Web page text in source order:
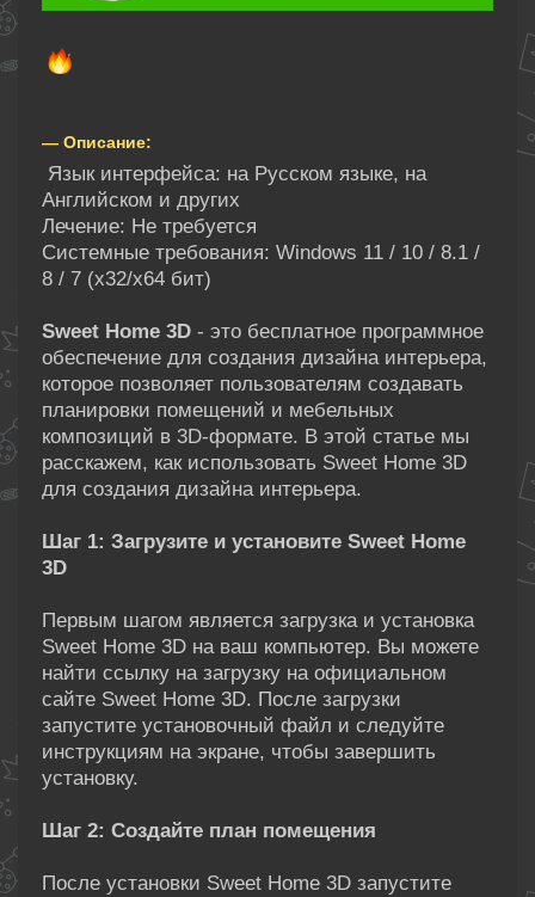
— Описание:
Язык интерфейса: на Русском языке, на
Английском и других
Лечение: Не требуется
Системные требования: Windows 11 / 10 / 8.1 /
8 / 7 (х32/x64 бит)
Sweet Home 3D - это бесплатное программное
обеспечение для создания дизайна интерьера,
которое позволяет пользователям создавать
планировки помещений и мебельных
композиций в 3D-формате. В этой статье мы
расскажем, как использовать Sweet Home 3D
для создания дизайна интерьера.
Шаг 1: Загрузите и установите Sweet Home
3D
Первым шагом является загрузка и установка
Sweet Home 3D на ваш компьютер. Вы можете
найти ссылку на загрузку на официальном
сайте Sweet Home 3D. После загрузки
запустите установочный файл и следуйте
инструкциям на экране, чтобы завершить
установку.
Шаг 2: Создайте план помещения
После установки Sweet Home 3D запустите